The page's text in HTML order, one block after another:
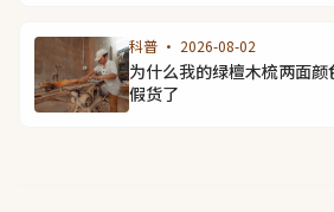
科普 · 2026-08-02
为什么我的绿檀木梳两面
假货了